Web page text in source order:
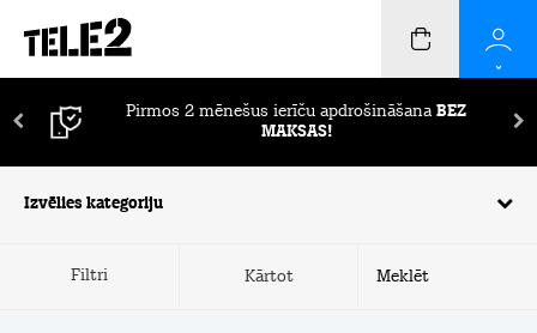
Pirmos 2 mēnešus ierīču apdrošināšana BEZ
MAKSAS!
Izvēlies kategoriju
Filtri Kārtot